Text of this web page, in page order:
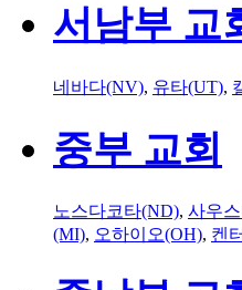
서남부 교
네바다(NV), 유타(UT),
중부 교회
노스다코타(ND), 사우
(MI), 오하이오(OH), 켄